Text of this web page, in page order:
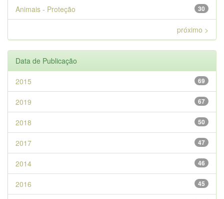
30
Animais - Proteção
próximo >
Data de Publicação
69
2015
67
2019
50
2018
47
2017
46
2014
45
2016